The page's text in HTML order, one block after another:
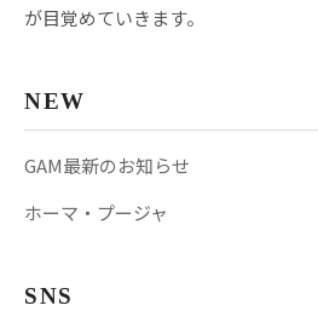
が目覚めていきます。
NEW
GAM最新のお知らせ
ホーマ・プージャ
SNS